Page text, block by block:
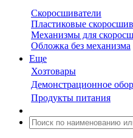
Скоросшиватели
Пластиковые
Механизмы для
Обложка без механизма
Еще
Хозтовары
Демонстрационное
Продукты питания